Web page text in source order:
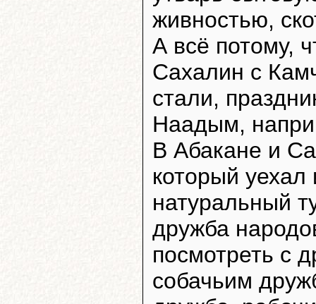
живностью,
А всё потому,
Сахалин с
стали,
Наадым,
В Абакане и
который
натуральный
дружба
посмотреть с
собачьим